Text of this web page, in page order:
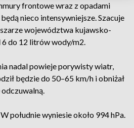
frontowe wraz z opadami
nieco intensywniejsze. Szacuje
województwa kujawsko-
do 12 litrów wody/m2.
nadal powieje porywisty wiatr,
będzie do 50–65 km/h i obniżał
południe wyniesie około 994 hPa.